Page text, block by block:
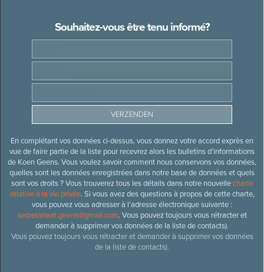
Souhaitez-vous être tenu informé?
En complétant vos données ci-dessus, vous donnez votre accord exprès en
vue de faire partie de la liste pour recevrez alors les bulletins d’informations
de Koen Geens. Vous voulez savoir comment nous conservons vos données,
quelles sont les données enregistrées dans notre base de données et quels
sont vos droits ? Vous trouverez tous les détails dans notre nouvellecharte
relative à la vie privée. Si vous avez des questions à propos de cette charte,
vous pouvez vous adresser à l’adresse électronique suivante :
secretariaat.geens@gmail.com. Vous pouvez toujours vous rétracter et
demander à supprimer vos données de la liste de contacts).
Vous pouvez toujours vous rétracter et demander à supprimer vos données
de la liste de contacts).